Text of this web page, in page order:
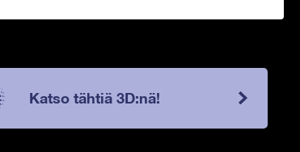
Katso tähtiä 3D:nä!